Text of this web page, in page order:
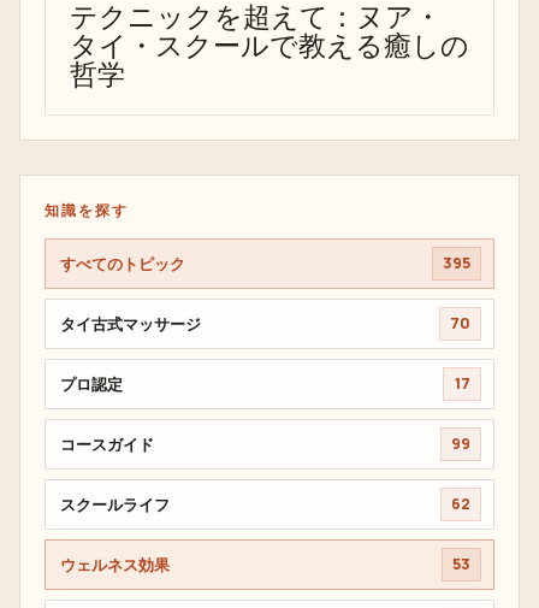
テクニックを超えて：ヌア・
タイ・スクールで教える癒しの
哲学
知識を探す
すべてのトピック 395
タイ古式マッサージ 70
プロ認定 17
コースガイド 99
スクールライフ 62
ウェルネス効果 53